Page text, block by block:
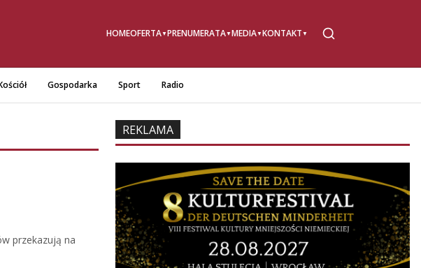
HOMEOFERTA PRENUMERATA MEDIA KONTAKT
Gospodarka Sport Radio
przekazują na
REKLAMA